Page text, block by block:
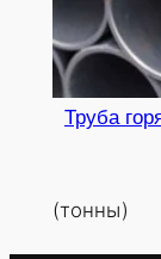
Труба
(тонны)